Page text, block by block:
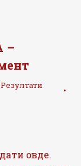
–
Резултати
овде.